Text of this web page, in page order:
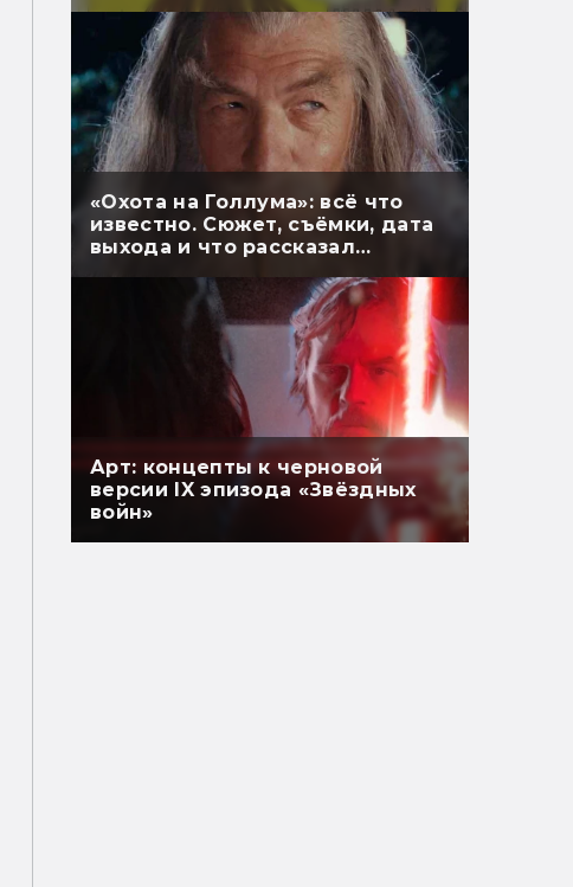
«Охота на Голлума»: всё что
известно. Сюжет, съёмки, дата
выхода и что рассказал
Арт: концепты к черновой
версии IX эпизода «Звёздных
войн»